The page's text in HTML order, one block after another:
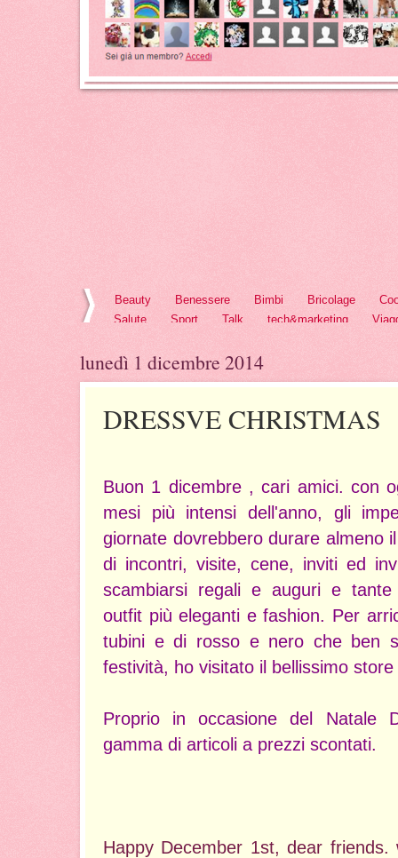
Beauty Benessere Bimbi Bricolage
Salute
Sport Talk tech&marketing
lunedì 1 dicembre 2014
DRESSVE CHRISTMAS
Buon 1 dicembre , cari amici. con
mesi più intensi dell'anno, gli
giornate dovrebbero durare almeno
di incontri, visite, cene, inviti ed
scambiarsi regali e auguri e tante
outfit più eleganti e fashion. Per
tubini e di rosso e nero che ben
festività, ho visitato il bellissimo store
Proprio in occasione del Natale
gamma di articoli a prezzi scontati.
Happy December 1st, dear